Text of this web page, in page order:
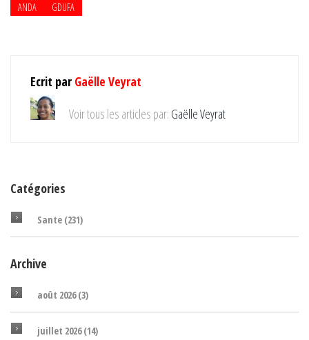
ANDA
GDUFA
Ecrit par Gaëlle Veyrat
Voir tous les articles par: Gaëlle Veyrat
Catégories
Sante (231)
Archive
août 2026(3)
juillet 2026(14)